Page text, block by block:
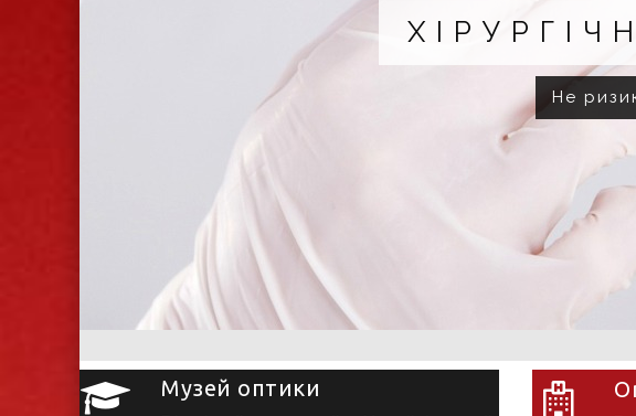
КОРЕКЦІЯ ПОВІК
Не ризикуйте ні здоров'ям, ні красою
Музей оптики